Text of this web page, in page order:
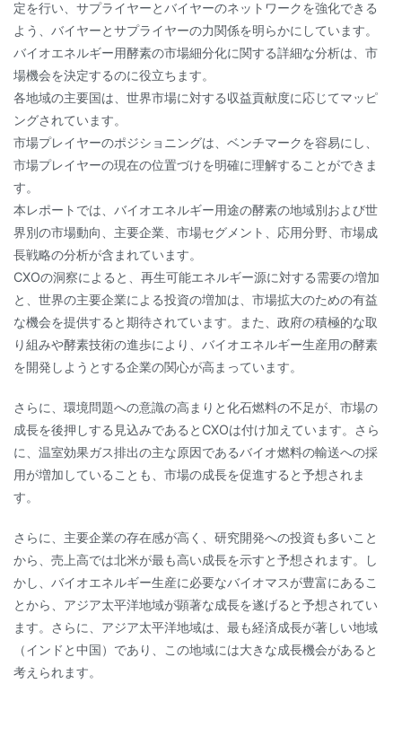
定を行い、サプライヤーとバイヤーのネットワークを強化できる
よう、バイヤーとサプライヤーの力関係を明らかにしています。
バイオエネルギー用酵素の市場細分化に関する詳細な分析は、市
場機会を決定するのに役立ちます。
各地域の主要国は、世界市場に対する収益貢献度に応じてマッピ
ングされています。
市場プレイヤーのポジショニングは、ベンチマークを容易にし、
市場プレイヤーの現在の位置づけを明確に理解することができま
す。
本レポートでは、バイオエネルギー用途の酵素の地域別および世
界別の市場動向、主要企業、市場セグメント、応用分野、市場成
長戦略の分析が含まれています。
CXOの洞察によると、再生可能エネルギー源に対する需要の増加
と、世界の主要企業による投資の増加は、市場拡大のための有益
な機会を提供すると期待されています。また、政府の積極的な取
り組みや酵素技術の進歩により、バイオエネルギー生産用の酵素
を開発しようとする企業の関心が高まっています。
さらに、環境問題への意識の高まりと化石燃料の不足が、市場の
成長を後押しする見込みであるとCXOは付け加えています。さら
に、温室効果ガス排出の主な原因であるバイオ燃料の輸送への採
用が増加していることも、市場の成長を促進すると予想されま
す。
さらに、主要企業の存在感が高く、研究開発への投資も多いこと
から、売上高では北米が最も高い成長を示すと予想されます。し
かし、バイオエネルギー生産に必要なバイオマスが豊富にあるこ
とから、アジア太平洋地域が顕著な成長を遂げると予想されてい
ます。さらに、アジア太平洋地域は、最も経済成長が著しい地域
（インドと中国）であり、この地域には大きな成長機会があると
考えられます。